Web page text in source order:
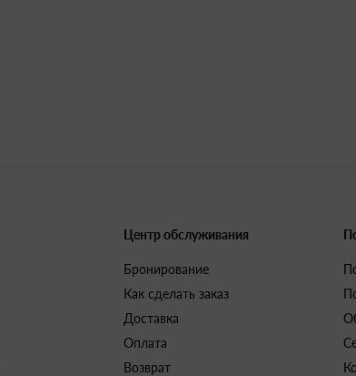
Центр обслуживания
Бронирование
Как сделать заказ
Доставка
Оплата
Возврат